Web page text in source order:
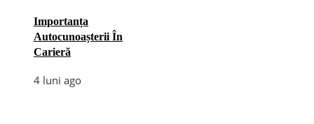
Importanța
Autocunoașterii În
Carieră
4 luni ago